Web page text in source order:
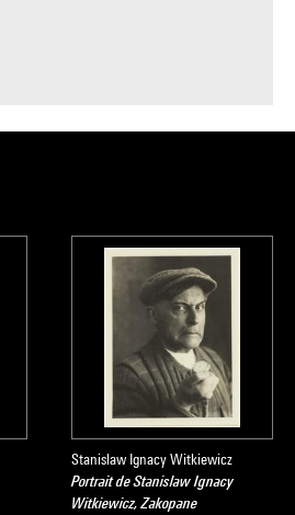
Stanislaw Ignacy Witkiewicz
Portrait de Stanislaw Ignacy
Witkiewicz, Zakopane